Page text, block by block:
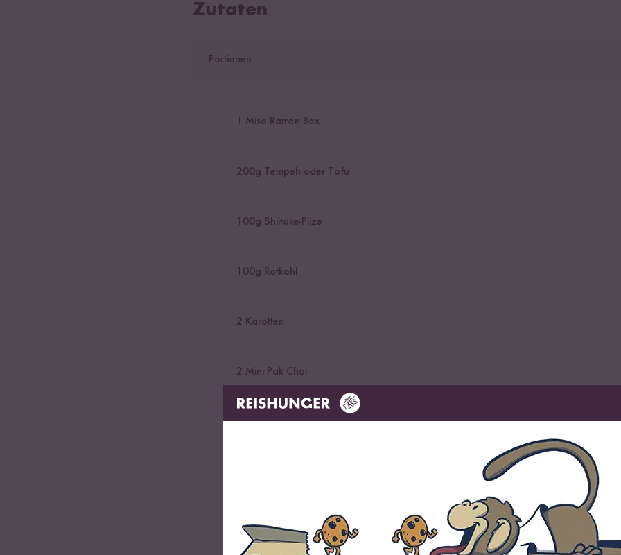
Zutaten
Portionen
Miso Ramen Box
200g Tempeh oder Tofu
100g Shiitake-Pilze
100g Rotkohl
2 Karotten
2 Mini Pak Choi
1Knoblauchzehe
Handvoll Koriander